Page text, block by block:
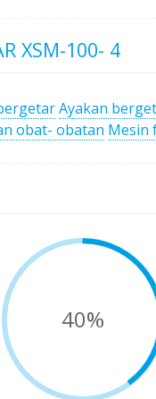
XSM-100- 4
Ayakan
obat- obatan Mesin
40%